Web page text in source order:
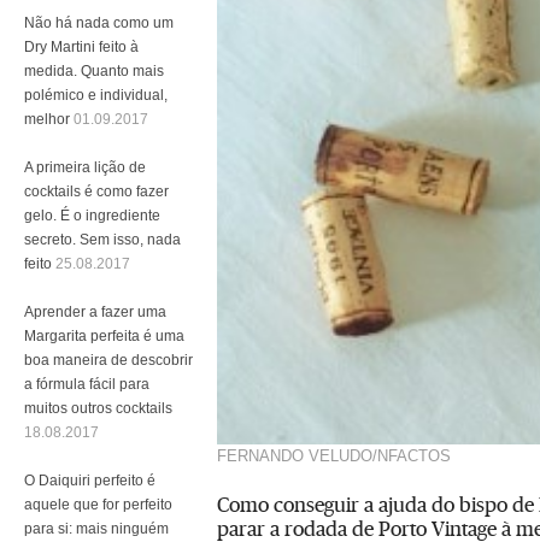
FERNANDO VELUDO/NFACTOS
Como conseguir a ajuda do bispo
parar a rodada de Porto Vintage à
Não há nada como um
Dry Martini feito à
medida. Quanto mais
polémico e individual,
melhor 01.09.2017
A primeira lição de
cocktails é como fazer
gelo. É o ingrediente
secreto. Sem isso, nada
feito 25.08.2017
Aprender a fazer uma
Margarita perfeita é uma
boa maneira de descobrir
a fórmula fácil para
muitos outros cocktails
18.08.2017
O Daiquiri perfeito é
aquele que for perfeito
para si: mais ninguém